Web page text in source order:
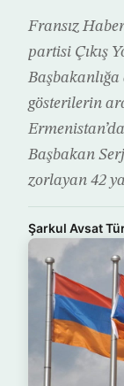
Fransız
partisi Çıkış
gösterilerin
Başbakan
zorlayan 42
Şarkul Avsat